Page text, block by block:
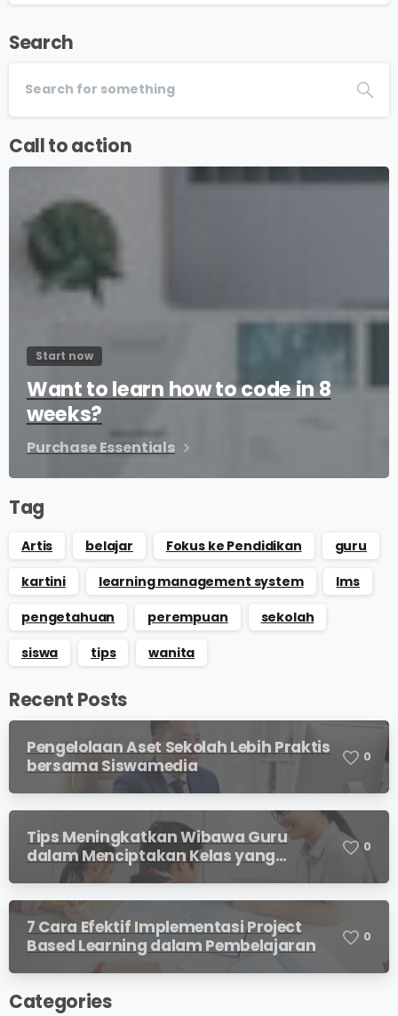
Search
Call to action
Start now
Want to learn how to code in 8
weeks?
Purchase Essentials
Tag
Artis belajar Fokus ke Pendidikan
guru
kartini
learning management system
lms
pengetahuan
perempuan
sekolah
siswa
tips wanita
Recent Posts
Pengelolaan Aset Sekolah Lebih Praktis
bersama Siswamedia
0
Tips Meningkatkan Wibawa Guru
dalam Menciptakan Kelas yang
Kondusif
0
7 Cara Efektif Implementasi Project
Based Learning dalam Pembelajaran
0
Categories